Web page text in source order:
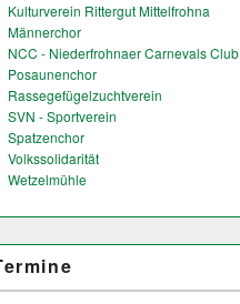
Kulturverein Rittergut Mittelfrohna
Männerchor
NCC - Niederfrohnaer Carnevals Club
Posaunenchor
Rassegefügelzuchtverein
SVN - Sportverein
Spatzenchor
Volkssolidarität
Wetzelmühle